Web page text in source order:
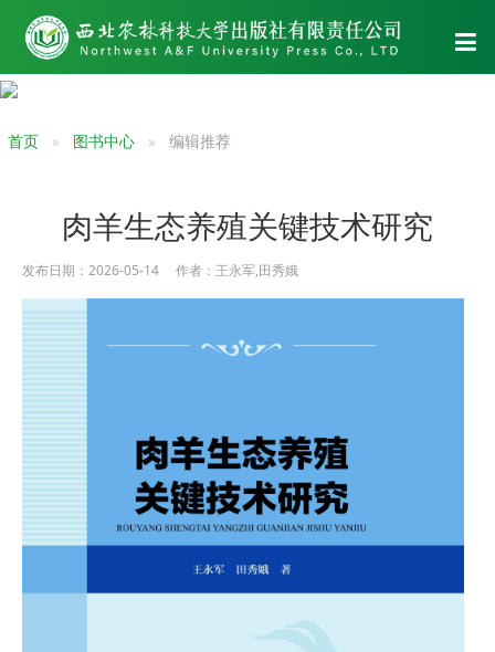
首页 图书中心 编辑推荐
肉羊生态养殖关键技术研究
发布日期：2026-05-14 作者：王永军,田秀娥